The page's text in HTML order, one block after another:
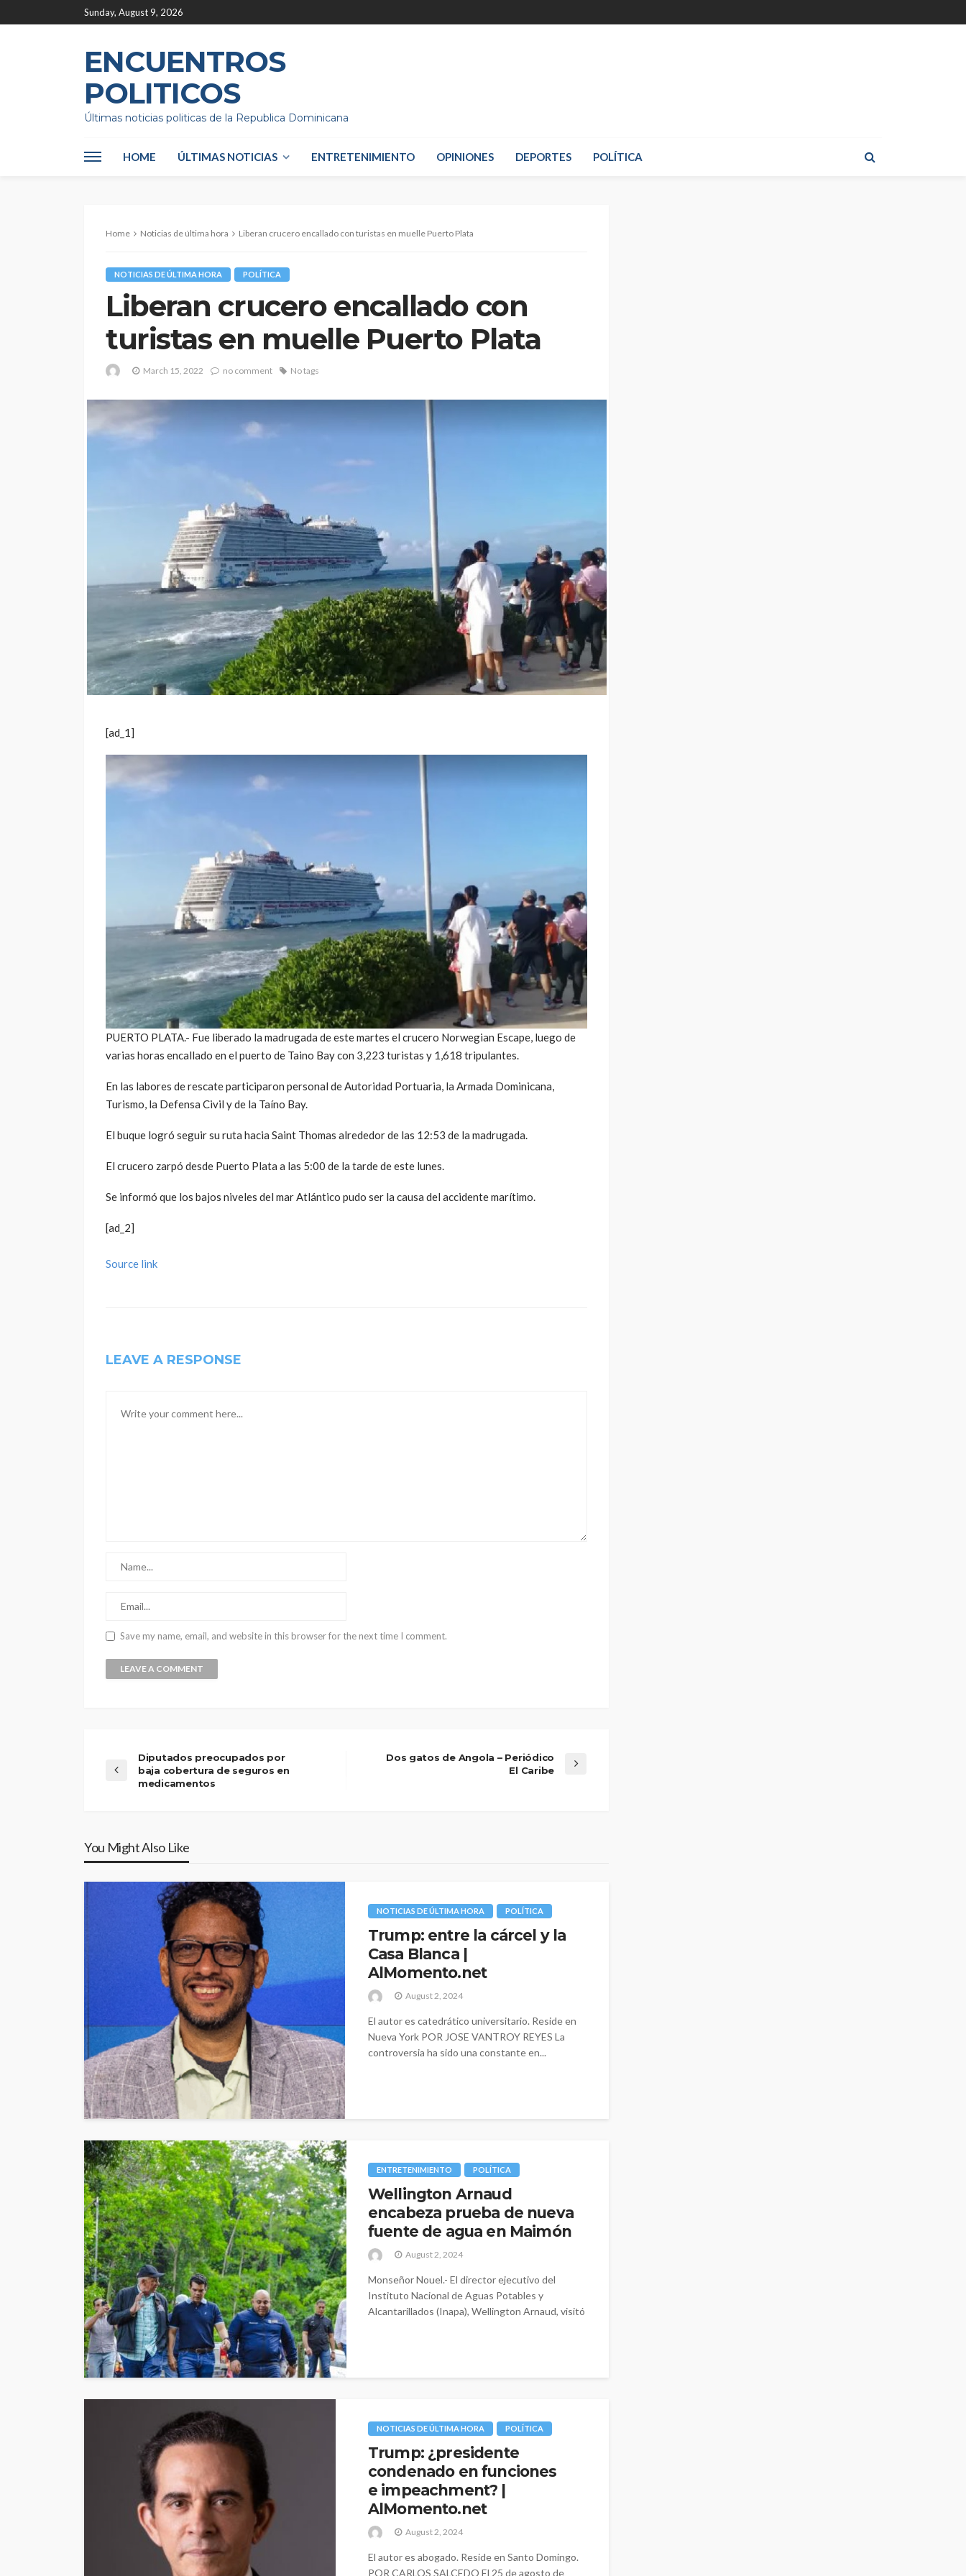
Sunday, August 9, 2026
ENCUENTROS
POLITICOS
Últimas noticias politicas de la Republica Dominicana
HOME ÚLTIMAS NOTICIAS ENTRETENIMIENTO OPINIONES DEPORTES POLÍTICA
Home Noticias de última hora Liberan crucero encallado con turistas en muelle Puerto Plata
NOTICIAS DE ÚLTIMA HORA POLÍTICA
Liberan crucero encallado con
turistas en muelle Puerto Plata
March 15, 2022 no comment No tags
[ad_1]
PUERTO PLATA.- Fue liberado la madrugada de este martes el crucero Norwegian Escape, luego de
varias horas encallado en el puerto de Taino Bay con 3,223 turistas y 1,618 tripulantes.
En las labores de rescate participaron personal de Autoridad Portuaria, la Armada Dominicana,
Turismo, la Defensa Civil y de la Taíno Bay.
El buque logró seguir su ruta hacia Saint Thomas alrededor de las 12:53 de la madrugada.
El crucero zarpó desde Puerto Plata a las 5:00 de la tarde de este lunes.
Se informó que los bajos niveles del mar Atlántico pudo ser la causa del accidente marítimo.
[ad_2]
Source link
LEAVE A RESPONSE
Save my name, email, and website in this browser for the next time I comment.
Diputados preocupados por
baja cobertura de seguros en
medicamentos
Dos gatos de Angola – Periódico
El Caribe
You Might Also Like
NOTICIAS DE ÚLTIMA HORA POLÍTICA
Trump: entre la cárcel y la
Casa Blanca |
AlMomento.net
August 2, 2024
El autor es catedrático universitario. Reside en
Nueva York POR JOSE VANTROY REYES La
controversia ha sido una constante en...
ENTRETENIMIENTO POLÍTICA
Wellington Arnaud
encabeza prueba de nueva
fuente de agua en Maimón
August 2, 2024
Monseñor Nouel.- El director ejecutivo del
Instituto Nacional de Aguas Potables y
Alcantarillados (Inapa), Wellington Arnaud, visitó
NOTICIAS DE ÚLTIMA HORA POLÍTICA
Trump: ¿presidente
condenado en funciones
e impeachment? |
AlMomento.net
August 2, 2024
El autor es abogado. Reside en Santo Domingo.
POR CARLOS SALCEDO El 25 de agosto de